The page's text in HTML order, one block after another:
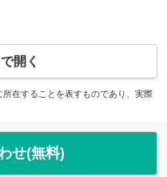
開く
在することを表すものであり、実際
せ(無料)